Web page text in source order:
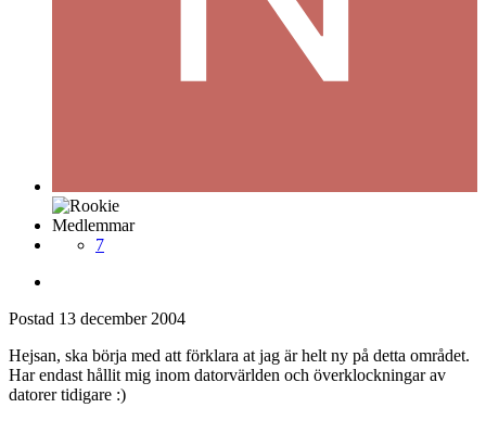
Medlemmar
7
Postad 13 december 2004
Hejsan, ska börja med att förklara at jag är helt ny på detta området.
Har endast hållit mig inom datorvärlden och överklockningar av
datorer tidigare :)